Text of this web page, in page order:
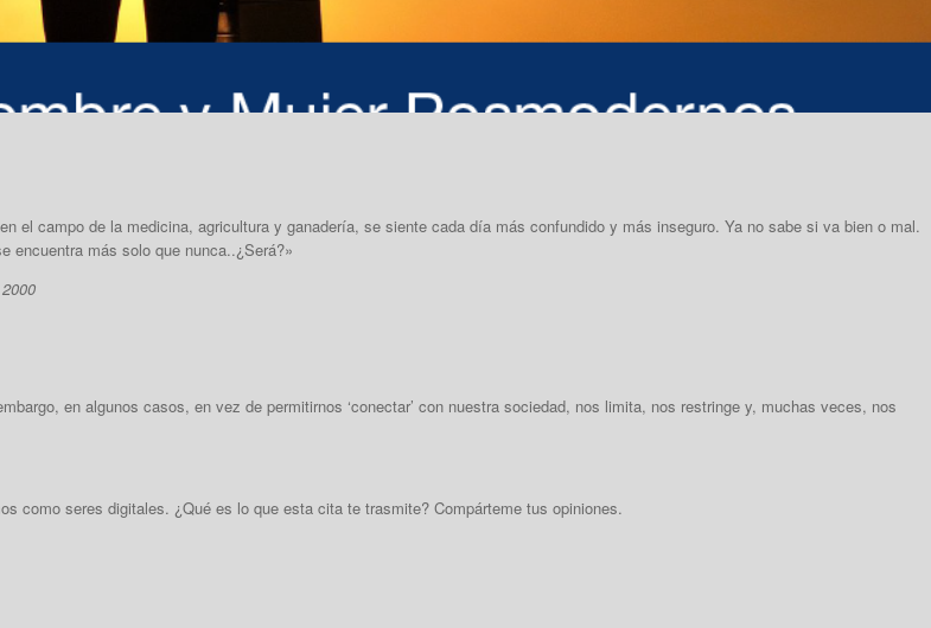
el campo de la medicina, agricultura y ganadería, se siente cada día más confundido y más inseguro. Ya no sabe si va bien o mal.
encuentra más solo que nunca..¿Será?»
en algunos casos, en vez de permitirnos ‘conectar’ con nuestra sociedad, nos limita, nos restringe y, muchas veces, nos
como seres digitales. ¿Qué es lo que esta cita te trasmite? Compárteme tus opiniones.